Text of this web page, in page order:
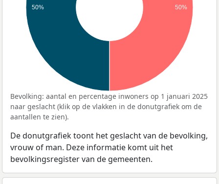
50% 50%
Bevolking: aantal en percentage inwoners op 1 januari 2025
naar geslacht (klik op de vlakken in de donutgrafiek om de
aantallen te zien).
De donutgrafiek toont het geslacht van de bevolking,
vrouw of man. Deze informatie komt uit het
bevolkingsregister van de gemeenten.